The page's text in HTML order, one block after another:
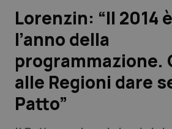
Lavoro e Professioni
Scienza e Farmaci
Studi e Analisi
Lettere al direttore
Lorenzin: “Il 2014
l’anno della
programmazione.
alle Regioni dare
Patto”